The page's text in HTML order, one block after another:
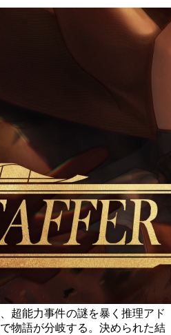
超能力事件の謎を暴く推理アド
物語が分岐する。決められた結